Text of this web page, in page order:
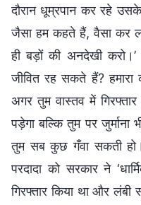
दौरान धूम्रपान कर रहे
जैसा हम कहते हैं, वैसा कर
ही बड़ों की अनदेखी
जीवित रह सकते हैं? हमारा
अगर तुम वास्तव में
पड़ेगा बल्कि तुम पर
तुम सब कुछ गँवा सकती हो।
परदादा को सरकार ने
गिरफ्तार किया था और